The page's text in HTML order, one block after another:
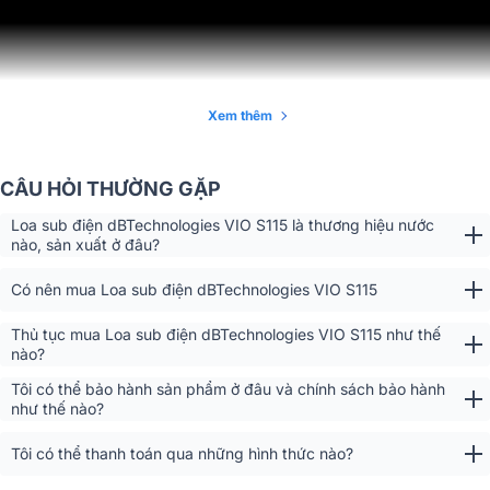
(RDNet)
Đầu ra tín hiệu
1x XLR cân bằng, 1xRJ45 LIÊN KẾT
(RDNet)
1xPowerCON TRUE1 RA
Điều khiển
trễ 1x Công tắc chọn cực, 1x Công
tắc chọn chế độ X-Out, 1x Đèn LED
LED tín hiệu, 1x Đèn LED giới hạn,
3x Đèn LED trạng thái RDNet
Thùng loa
Ván ép Multiplex sơn Polyurea
Cực gắn kết
phải
VIO S115
Xem thêm
CÂU HỎI THƯỜNG GẶP
Loa sub điện dBTechnologies VIO S115 là thương hiệu nước
nào, sản xuất ở đâu?
Có nên mua Loa sub điện dBTechnologies VIO S115
Thủ tục mua Loa sub điện dBTechnologies VIO S115 như thế
nào?
Tôi có thể bảo hành sản phẩm ở đâu và chính sách bảo hành
như thế nào?
Tôi có thể thanh toán qua những hình thức nào?